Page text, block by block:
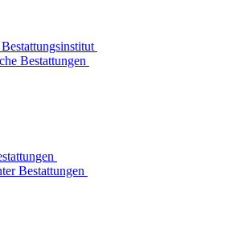
Bestattungen
Bestattungen